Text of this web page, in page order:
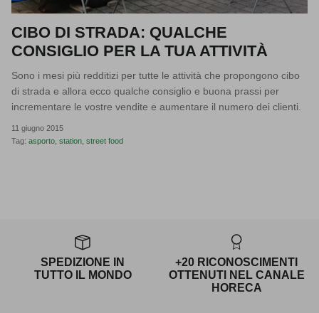
CIBO DI STRADA: QUALCHE
CONSIGLIO PER LA TUA ATTIVITÀ
Sono i mesi più redditizi per tutte le attività che propongono cibo
di strada e allora ecco qualche consiglio e buona prassi per
incrementare le vostre vendite e aumentare il numero dei clienti.
11 giugno 2015
Tag: asporto station street food
SPEDIZIONE IN
TUTTO IL MONDO
+20 RICONOSCIMENTI
OTTENUTI NEL CANALE
HORECA